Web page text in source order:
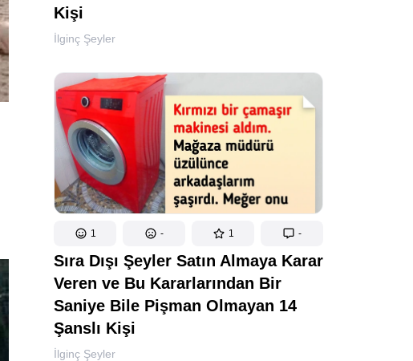
Kişi
İlginç Şeyler
1 - 1 -
Sıra Dışı Şeyler Satın Almaya Karar
Veren ve Bu Kararlarından Bir
Saniye Bile Pişman Olmayan 14
Şanslı Kişi
İlginç Şeyler